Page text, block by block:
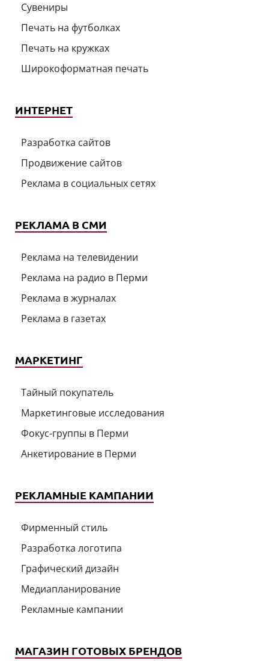
Сувениры
Печать на футболках
Печать на кружках
Широкоформатная печать
ИНТЕРНЕТ
Разработка сайтов
Продвижение сайтов
Реклама в социальных сетях
РЕКЛАМА В СМИ
Реклама на телевидении
Реклама на радио в Перми
Реклама в журналах
Реклама в газетах
МАРКЕТИНГ
Тайный покупатель
Маркетинговые исследования
Фокус-группы в Перми
Анкетирование в Перми
РЕКЛАМНЫЕ КАМПАНИИ
Фирменный стиль
Разработка логотипа
Графический дизайн
Медиапланирование
Рекламные кампании
МАГАЗИН ГОТОВЫХ БРЕНДОВ